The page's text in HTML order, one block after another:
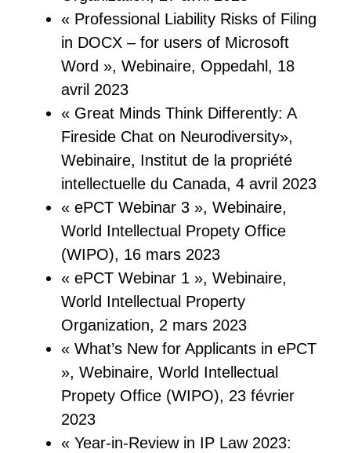
« Professional Liability Risks of Filing
in DOCX – for users of Microsoft
Word », Webinaire, Oppedahl, 18
avril 2023
« Great Minds Think Differently: A
Fireside Chat on Neurodiversity»,
Webinaire, Institut de la propriété
intellectuelle du Canada, 4 avril 2023
« ePCT Webinar 3 », Webinaire,
World Intellectual Propety Office
(WIPO), 16 mars 2023
« ePCT Webinar 1 », Webinaire,
World Intellectual Property
Organization, 2 mars 2023
« What’s New for Applicants in ePCT
», Webinaire, World Intellectual
Propety Office (WIPO), 23 février
2023
« Year-in-Review in IP Law 2023: